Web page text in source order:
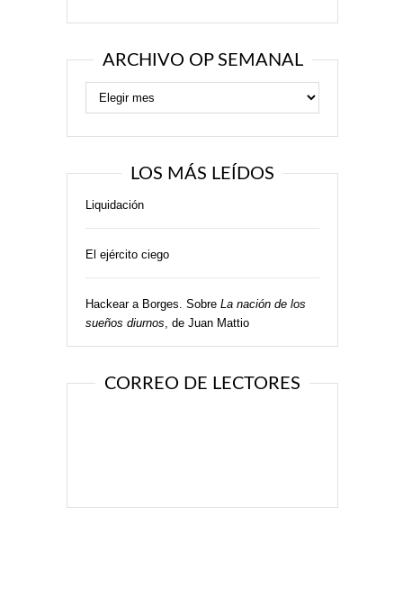
ARCHIVO OP SEMANAL
LOS MÁS LEÍDOS
Liquidación
El ejército ciego
Hackear a Borges. Sobre La nación de los
sueños diurnos, de Juan Mattio
CORREO DE LECTORES